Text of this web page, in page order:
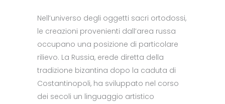
Nell’universo degli oggetti sacri ortodossi,
le creazioni provenienti dall’area russa
occupano una posizione di particolare
rilievo. La Russia, erede diretta della
tradizione bizantina dopo la caduta di
Costantinopoli, ha sviluppato nel corso
dei secoli un linguaggio artistico